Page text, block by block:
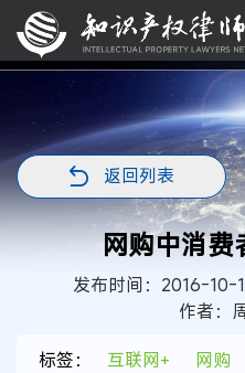
返回列表
网购中消费
发布时间：2016-10-
作者：
标签：
互联网+ 网购